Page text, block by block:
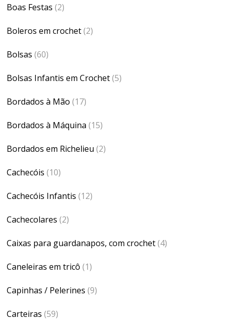
Boas Festas (2)
Boleros em crochet(2)
Bolsas (60)
Bolsas Infantis em Crochet(5)
Bordados à Mão (17)
Bordados à Máquina (15)
Bordados em Richelieu (2)
Cachecóis (10)
Cachecóis Infantis (12)
Cachecolares (2)
Caixas para guardanapos, com crochet(4)
Caneleiras em tricô (1)
Capinhas / Pelerines (9)
Carteiras (59)